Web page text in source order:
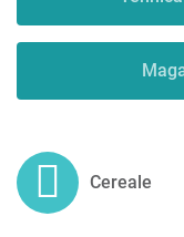
Cereale